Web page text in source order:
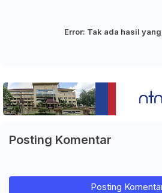
Error: Tak ada hasil
Posting Komentar
Posting